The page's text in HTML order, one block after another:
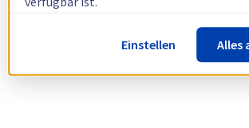
Weitere Informationen finden Sie in
zur Verwendung von Cookies.
Einstellen Alles